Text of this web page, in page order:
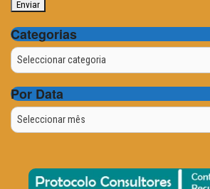
Categorias
Categorias
Por Data
Por
Data